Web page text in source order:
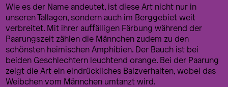
Wie es der Name andeutet, ist diese Art nicht nur in
unseren Tallagen, sondern auch im Berggebiet weit
verbreitet. Mit ihrer auffälligen Färbung während der
Paarungszeit zählen die Männchen zudem zu den
schönsten heimischen Amphibien. Der Bauch ist bei
beiden Geschlechtern leuchtend orange. Bei der Paarung
zeigt die Art ein eindrückliches Balzverhalten, wobei das
Weibchen vom Männchen umtanzt wird.